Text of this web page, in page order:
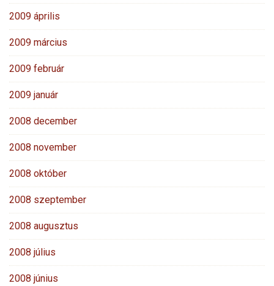
2009 április
2009 március
2009 február
2009 január
2008 december
2008 november
2008 október
2008 szeptember
2008 augusztus
2008 július
2008 június